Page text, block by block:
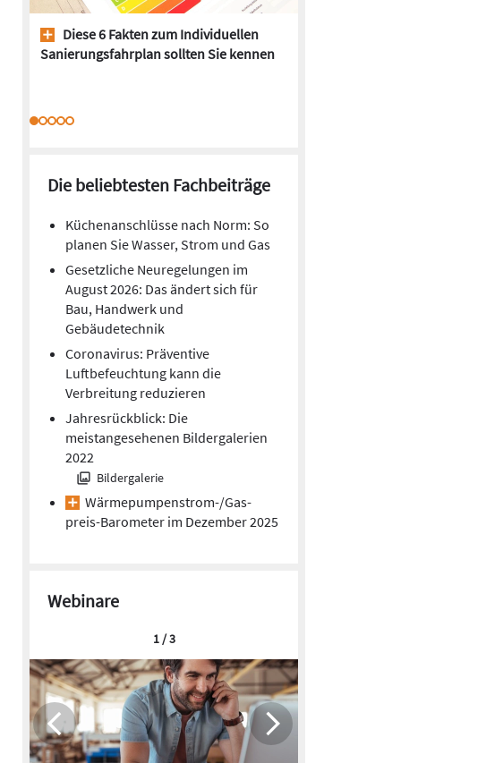
Diese 6 Fakten zum Individuellen
Sanierungsfahrplan sollten Sie kennen
Die beliebtesten Fachbeiträge
Küchenanschlüsse nach Norm: So
planen Sie Wasser, Strom und Gas
Gesetzliche Neuregelungen im
August 2026: Das ändert sich für
Bau, Handwerk und
Gebäudetechnik
Coronavirus: Präventive
Luftbefeuchtung kann die
Verbreitung reduzieren
Jahresrückblick: Die
meistangesehenen Bildergalerien
2022
Bildergalerie
Wärmepumpen­strom-/Gas­
preis­-Baro­meter im Dezember 2025
Webinare
1 / 3